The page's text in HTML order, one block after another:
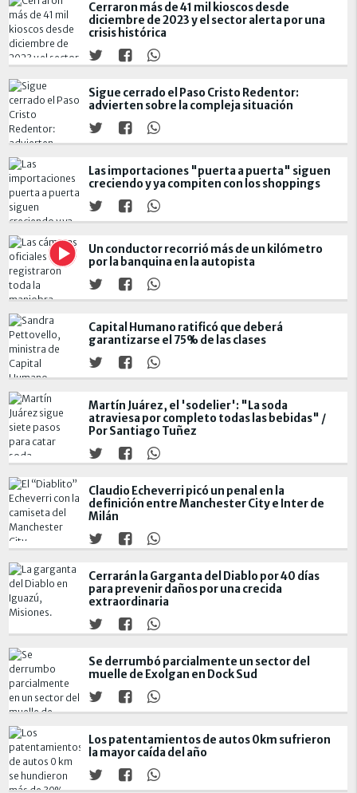
Cerraron más de 41 mil kioscos desde
diciembre de 2023 y el sector alerta por una
crisis histórica
Sigue cerrado el Paso Cristo Redentor:
advierten sobre la compleja situación
Las importaciones "puerta a puerta" siguen
creciendo y ya compiten con los shoppings
Un conductor recorrió más de un kilómetro
por la banquina en la autopista
Capital Humano ratificó que deberá
garantizarse el 75% de las clases
Martín Juárez, el 'sodelier': "La soda
atraviesa por completo todas las bebidas" /
Por Santiago Tuñez
Claudio Echeverri picó un penal en la
definición entre Manchester City e Inter de
Milán
Cerrarán la Garganta del Diablo por 40 días
para prevenir daños por una crecida
extraordinaria
Se derrumbó parcialmente un sector del
muelle de Exolgan en Dock Sud
Los patentamientos de autos 0km sufrieron
la mayor caída del año